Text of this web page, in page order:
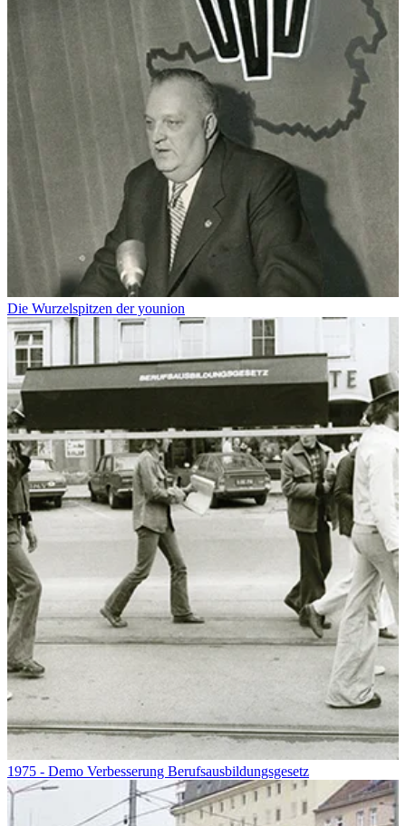
Die Wurzelspitzen der younion
1975 - Demo Verbesserung Berufsausbildungsgesetz